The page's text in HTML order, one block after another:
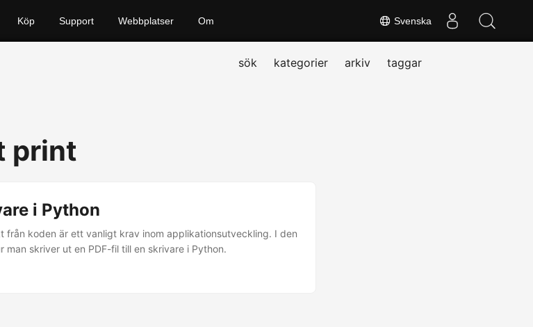
Svenska
Köp Support Webbplatser Om
sök kategorier arkiv taggar
print
i Python
från koden är ett vanligt krav inom applikationsutveckling. I den
man skriver ut en PDF-fil till en skrivare i Python.